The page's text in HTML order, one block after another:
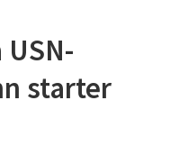
starter